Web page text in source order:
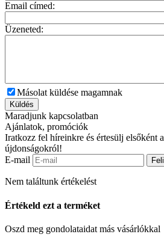
Email címed:
Üzeneted:
Másolat küldése magamnak
Küldés
Maradjunk kapcsolatban
Ajánlatok, promóciók
Iratkozz fel híreinkre és értesülj elsőként
újdonságokról!
E-mail
Nem találtunk értékelést
Értékeld ezt a terméket
Oszd meg gondolataidat más vásárlókkal